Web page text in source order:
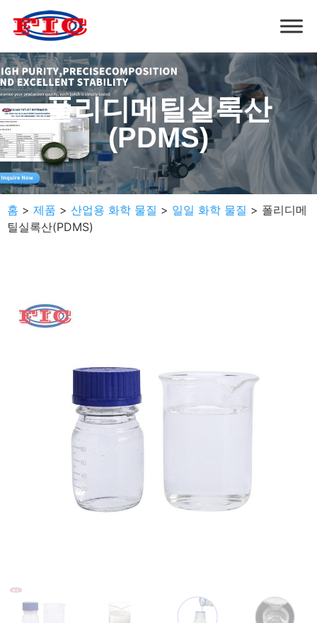
폴리디메틸실록산
(PDMS)
홈 > 제품 > 산업용 화학 물질 > 일일 화학 물질 > 폴리디메
틸실록산(PDMS)